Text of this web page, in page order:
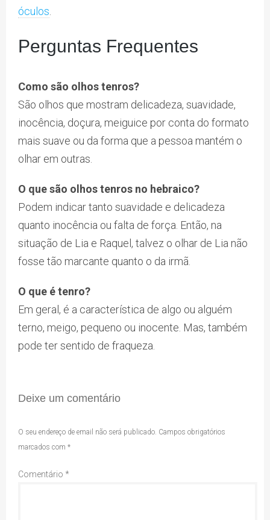
óculos.
Perguntas Frequentes
Como são olhos tenros?
São olhos que mostram delicadeza, suavidade,
inocência, doçura, meiguice por conta do formato
mais suave ou da forma que a pessoa mantém o
olhar em outras.
O que são olhos tenros no hebraico?
Podem indicar tanto suavidade e delicadeza
quanto inocência ou falta de força. Então, na
situação de Lia e Raquel, talvez o olhar de Lia não
fosse tão marcante quanto o da irmã.
O que é tenro?
Em geral, é a característica de algo ou alguém
terno, meigo, pequeno ou inocente. Mas, também
pode ter sentido de fraqueza.
Deixe um comentário
O seu endereço de email não será publicado. Campos obrigatórios
marcados com *
Comentário *